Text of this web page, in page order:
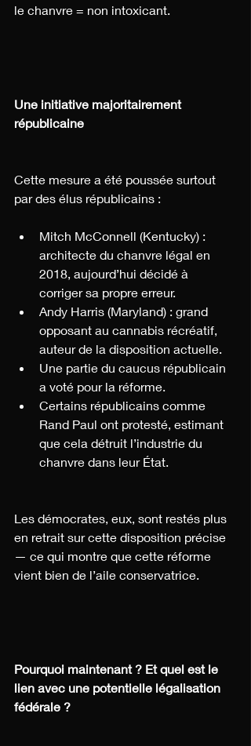
le chanvre = non intoxicant.
Une initiative majoritairement
républicaine
Cette mesure a été poussée surtout
par des élus républicains :
Mitch McConnell (Kentucky) :
architecte du chanvre légal en
2018, aujourd’hui décidé à
corriger sa propre erreur.
Andy Harris (Maryland) : grand
opposant au cannabis récréatif,
auteur de la disposition actuelle.
Une partie du caucus républicain
a voté pour la réforme.
Certains républicains comme
Rand Paul ont protesté, estimant
que cela détruit l’industrie du
chanvre dans leur État.
Les démocrates, eux, sont restés plus
en retrait sur cette disposition précise
— ce qui montre que cette réforme
vient bien de l’aile conservatrice.
Pourquoi maintenant ? Et quel est le
lien avec une potentielle légalisation
fédérale ?